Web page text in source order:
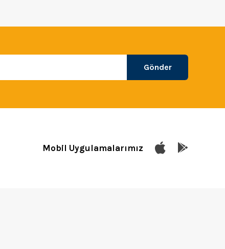
Gönder
Mobil Uygulamalarımız